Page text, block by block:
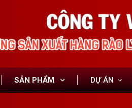
SẢN PHẨM DỰ ÁN